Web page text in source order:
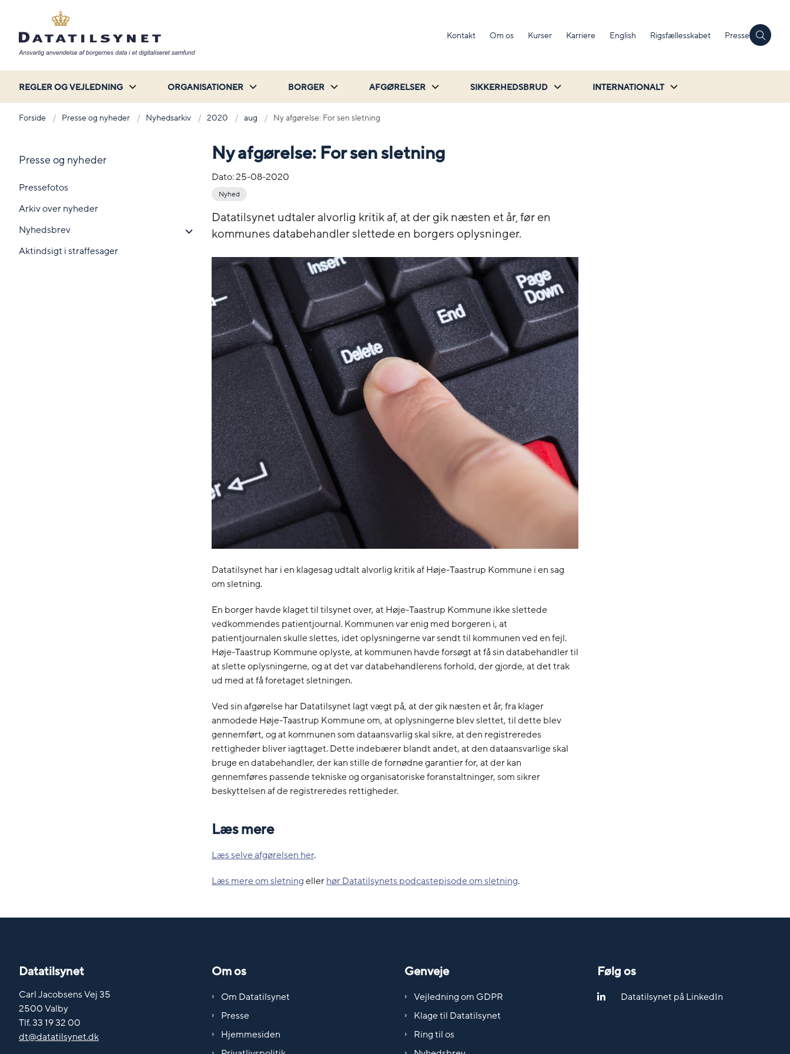
Kontakt Om os Kurser Karriere English Rigsfællesskabet Presse
REGLER OG VEJLEDNING ORGANISATIONER BORGER AFGØRELSER SIKKERHEDSBRUD INTERNATIONALT
Forside Presse og nyheder Nyhedsarkiv 2020 aug Ny afgørelse: For sen sletning
Presse og nyheder
Pressefotos
Arkiv over nyheder
Nyhedsbrev
Aktindsigt i straffesager
Ny afgørelse: For sen sletning
Dato:25-08-2020
Nyhed
Datatilsynet udtaler alvorlig kritik af, at der gik næsten et år, før en
kommunes databehandler slettede en borgers oplysninger.
Datatilsynet har i en klagesag udtalt alvorlig kritik af Høje-Taastrup Kommune i en sag
om sletning.
En borger havde klaget til tilsynet over, at Høje-Taastrup Kommune ikke slettede
vedkommendes patientjournal. Kommunen var enig med borgeren i, at
patientjournalen skulle slettes, idet oplysningerne var sendt til kommunen ved en fejl.
Høje-Taastrup Kommune oplyste, at kommunen havde forsøgt at få sin databehandler til
at slette oplysningerne, og at det var databehandlerens forhold, der gjorde, at det trak
ud med at få foretaget sletningen.
Ved sin afgørelse har Datatilsynet lagt vægt på, at der gik næsten et år, fra klager
anmodede Høje-Taastrup Kommune om, at oplysningerne blev slettet, til dette blev
gennemført, og at kommunen som dataansvarlig skal sikre, at den registreredes
rettigheder bliver iagttaget. Dette indebærer blandt andet, at den dataansvarlige skal
bruge en databehandler, der kan stille de fornødne garantier for, at der kan
gennemføres passende tekniske og organisatoriske foranstaltninger, som sikrer
beskyttelsen af de registreredes rettigheder.
Læs mere
Læs selve afgørelsen her.
Læs mere om sletningellerhør Datatilsynets podcastepisode om sletning.
Datatilsynet
Carl Jacobsens Vej 35
2500 Valby
Tlf. 33 19 32 00
dt@datatilsynet.dk
Om os
Om Datatilsynet
Presse
Hjemmesiden
Genveje
Vejledning om GDPR
Klage til Datatilsynet
Ring til os
Følg os
Datatilsynet på LinkedIn